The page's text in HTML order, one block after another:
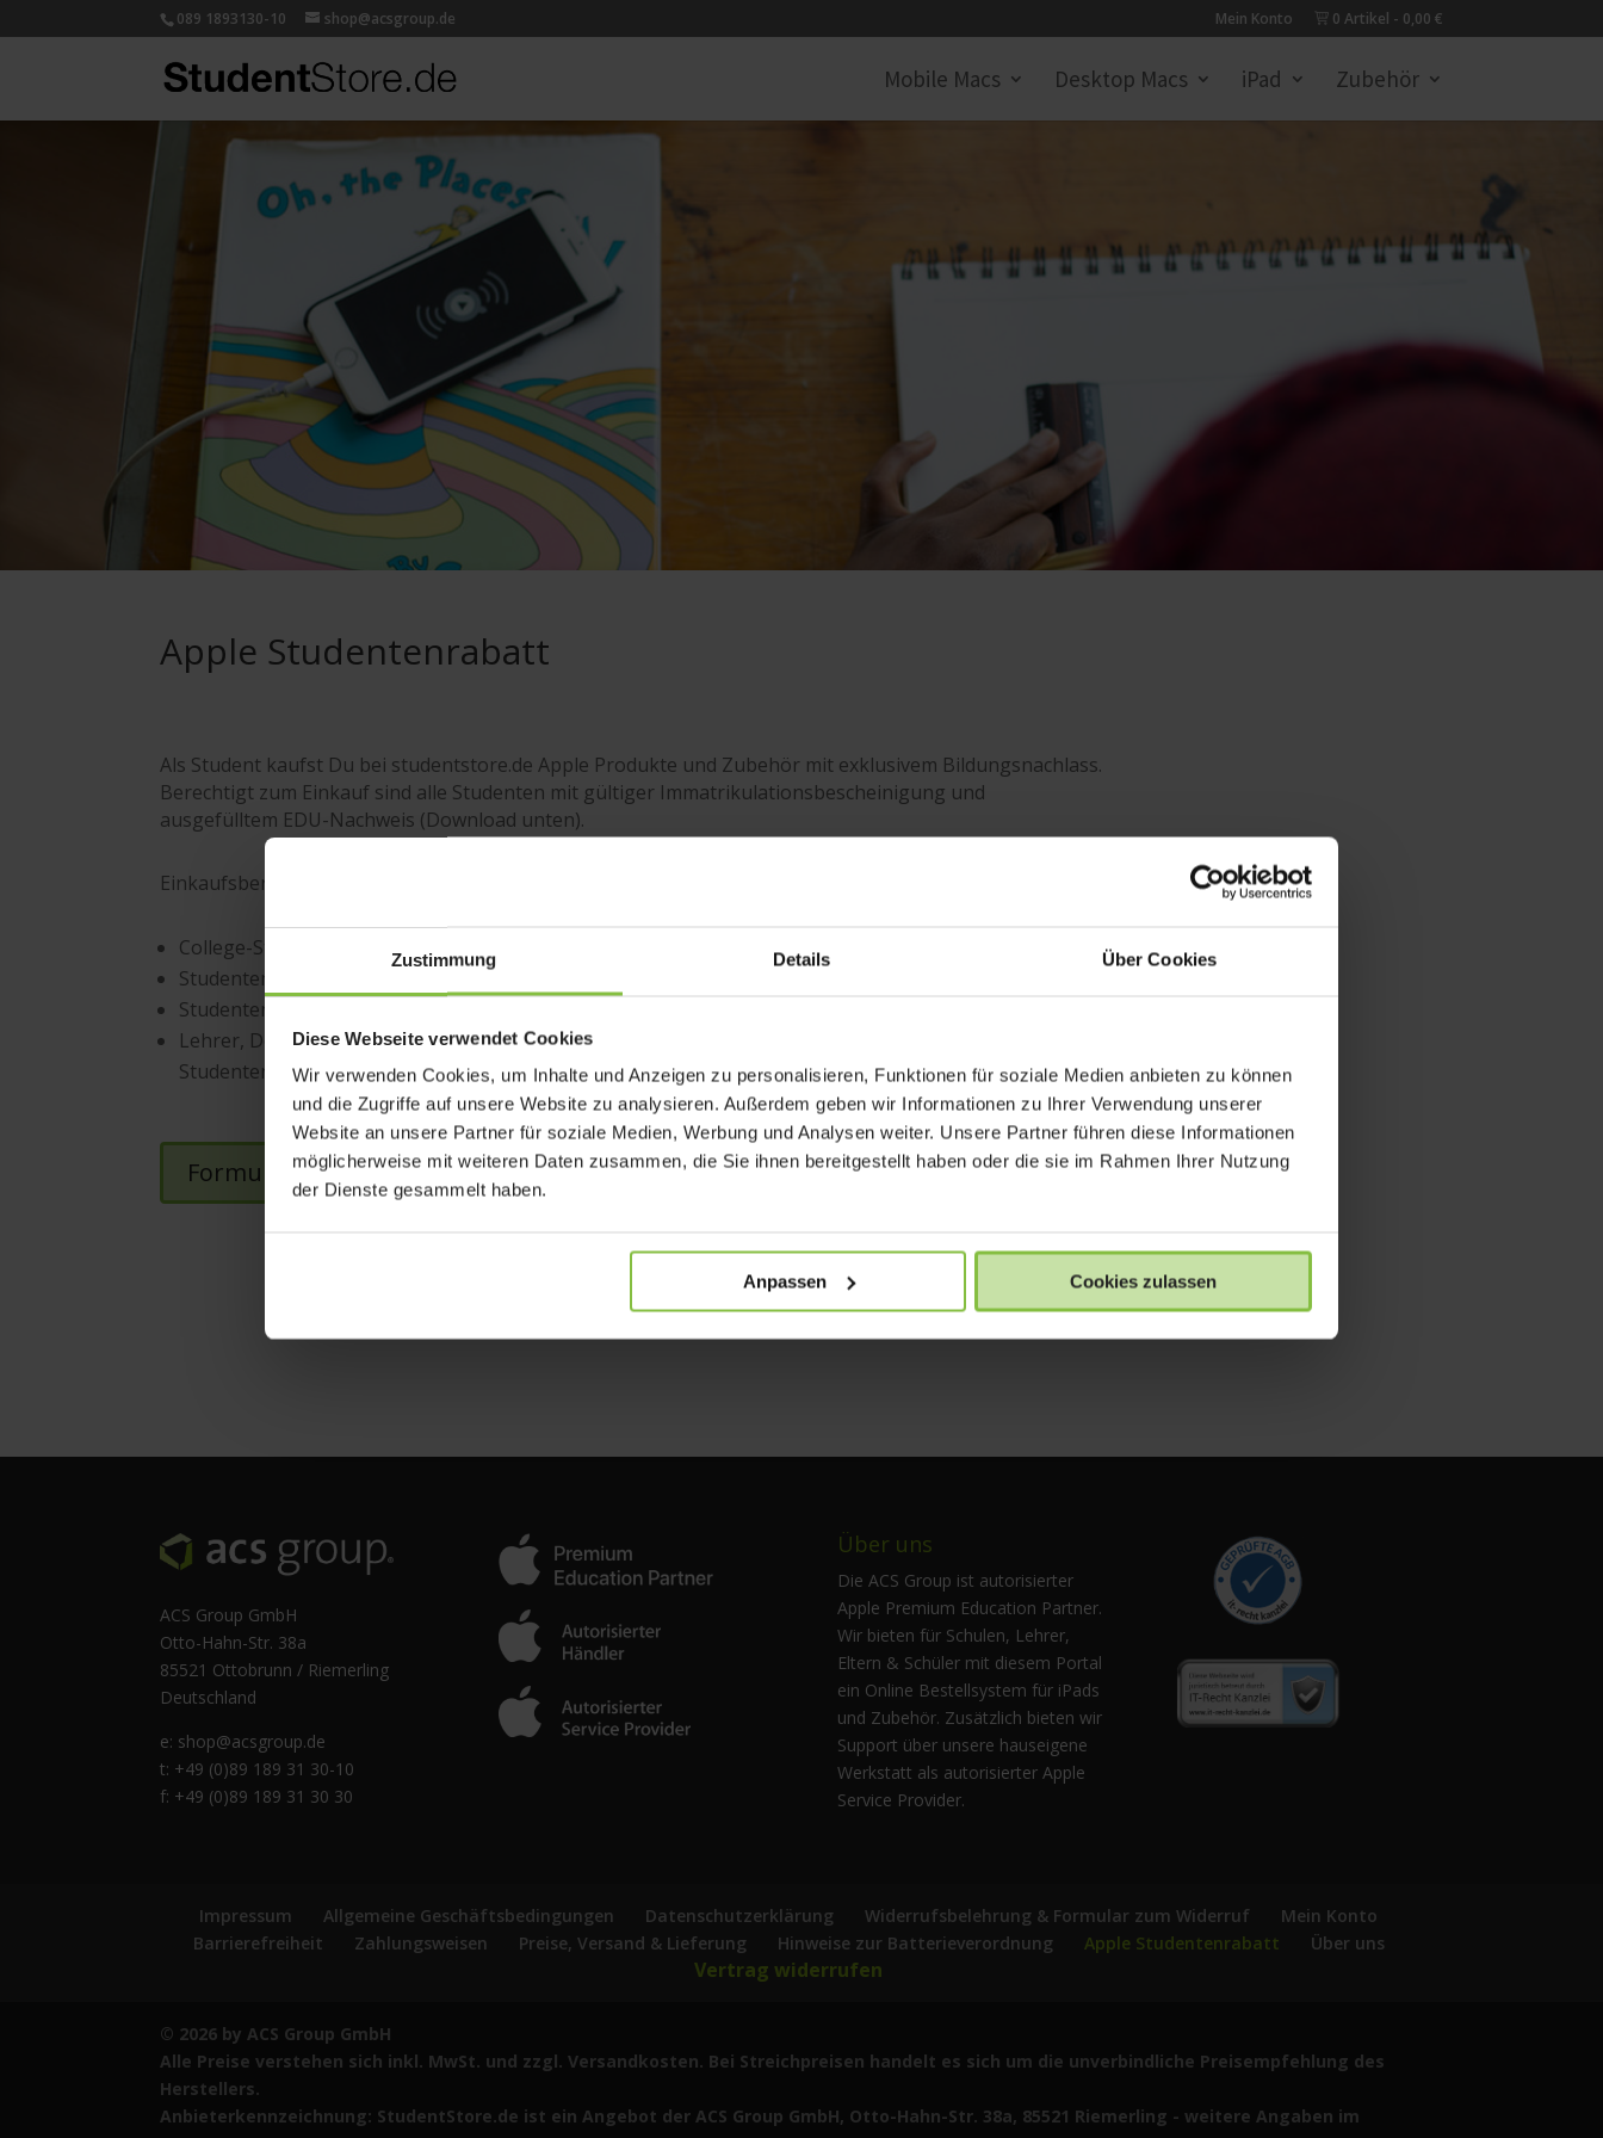
Zustimmung Details Über Cookies
Diese Webseite verwendet Cookies
Wir verwenden Cookies, um Inhalte und Anzeigen zu personalisieren, Funktionen für soziale Medien anbieten zu können
und die Zugriffe auf unsere Website zu analysieren. Außerdem geben wir Informationen zu Ihrer Verwendung unserer
Website an unsere Partner für soziale Medien, Werbung und Analysen weiter. Unsere Partner führen diese Informationen
möglicherweise mit weiteren Daten zusammen, die Sie ihnen bereitgestellt haben oder die sie im Rahmen Ihrer Nutzung
der Dienste gesammelt haben.
Anpassen Cookies zulassen
089 1893130-10 shop@acsgroup.de Mein Konto 0 Artikel 0,00 €
Mobile Macs Desktop Macs iPad Zubehör
Apple Studentenrabatt
Als Student kaufst Du bei studentstore.de Apple Produkte und Zubehör mit exklusivem Bildungsnachlass.
Berechtigt zum Einkauf sind alle Studenten mit gültiger Immatrikulationsbescheinigung und
ausgefülltem EDU-Nachweis (Download unten).
Einkaufsberechtigt sind:
College-Studenten;
Studenten einer höheren Bildungseinrichtung (Universität oder Hochschule);
Studenten in Fort- und Weiterbildung;
Lehrer, Dozenten, Tutoren oder eine andere ähnliche Person in einer übergeordneten Funktion, die
Studenten unterrichtet.
Formular „EDU-Nachweis für Studenten“ bitte hier herunterladen.
ACS Group GmbH
Otto-Hahn-Str. 38a
85521 Ottobrunn / Riemerling
Deutschland
e: shop@acsgroup.de
t: +49 (0)89 189 31 30-10
f: +49 (0)89 189 31 30 30
Über uns
Die ACS Group ist autorisierter
Apple Premium Education Partner.
Wir bieten für Schulen, Lehrer,
Eltern & Schüler mit diesem Portal
ein Online Bestellsystem für iPads
und Zubehör. Zusätzlich bieten wir
Support über unsere hauseigene
Werkstatt als autorisierter Apple
Service Provider.
Impressum Allgemeine Geschäftsbedingungen Datenschutzerklärung Widerrufsbelehrung & Formular zum Widerruf
Mein Konto
Barrierefreiheit
Zahlungsweisen Preise, Versand & Lieferung Hinweise zur Batterieverordnung Apple Studentenrabatt Über uns
Vertrag widerrufen
© 2026 by ACS Group GmbH
Alle Preise verstehen sich inkl. MwSt. und zzgl. Versandkosten. Bei Streichpreisen handelt es sich um die unverbindliche Preisempfehlung des
Herstellers.
Anbieterkennzeichnung: StudentStore.de ist ein Angebot der ACS Group GmbH, Otto-Hahn-Str. 38a, 85521 Riemerling - weitere Angaben im